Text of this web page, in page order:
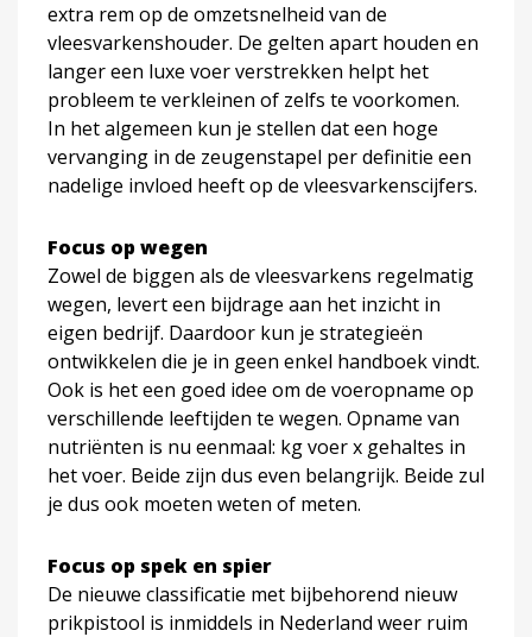
extra rem op de omzetsnelheid van de
vleesvarkenshouder. De gelten apart houden en
langer een luxe voer verstrekken helpt het
probleem te verkleinen of zelfs te voorkomen.
In het algemeen kun je stellen dat een hoge
vervanging in de zeugenstapel per definitie een
nadelige invloed heeft op de vleesvarkenscijfers.
Focus op wegen
Zowel de biggen als de vleesvarkens regelmatig
wegen, levert een bijdrage aan het inzicht in
eigen bedrijf. Daardoor kun je strategieën
ontwikkelen die je in geen enkel handboek vindt.
Ook is het een goed idee om de voeropname op
verschillende leeftijden te wegen. Opname van
nutriënten is nu eenmaal: kg voer x gehaltes in
het voer. Beide zijn dus even belangrijk. Beide zul
je dus ook moeten weten of meten.
Focus op spek en spier
De nieuwe classificatie met bijbehorend nieuw
prikpistool is inmiddels in Nederland weer ruim